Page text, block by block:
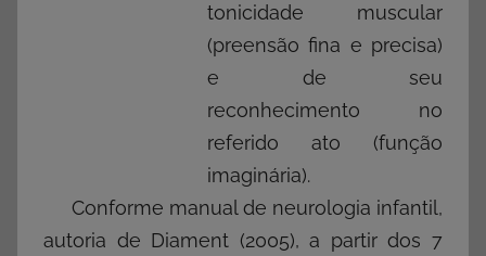
tonicidade muscular
(preensão fina e precisa)
e de seu
reconhecimento no
referido ato (função
imaginária).
Conforme manual de neurologia infantil,
autoria de Diament (2005), a partir dos 7